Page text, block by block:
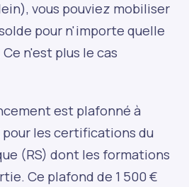
vous pouviez mobiliser
pour n'importe quelle
n'est plus le cas
est plafonné à
pour les certifications du
(RS) dont les formations
Ce plafond de 1 500 €